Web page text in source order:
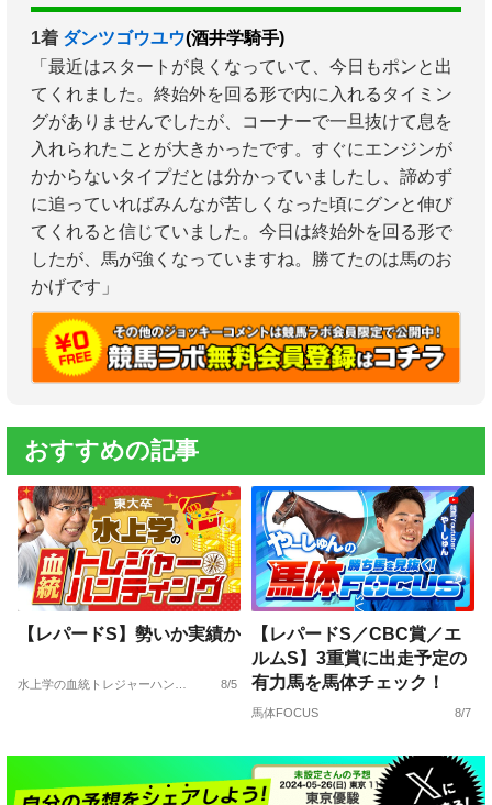
1着 ダンツゴウユウ(酒井学騎手)
「最近はスタートが良くなっていて、今日もポンと出
てくれました。終始外を回る形で内に入れるタイミン
グがありませんでしたが、コーナーで一旦抜けて息を
入れられたことが大きかったです。すぐにエンジンが
かからないタイプだとは分かっていましたし、諦めず
に追っていればみんなが苦しくなった頃にグンと伸び
てくれると信じていました。今日は終始外を回る形で
したが、馬が強くなっていますね。勝てたのは馬のお
かげです」
おすすめの記事
【レパードS】勢いか実績か
8/5
【レパードS／CBC賞／エ
ルムS】3重賞に出走予定の
有力馬を馬体チェック！
馬体FOCUS 8/7